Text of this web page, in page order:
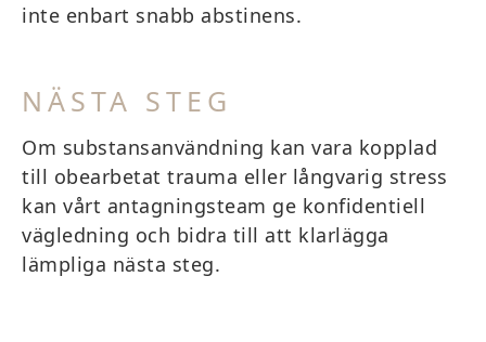
inte enbart snabb abstinens.
NÄSTA STEG
Om substansanvändning kan vara kopplad
till obearbetat trauma eller långvarig stress
kan vårt antagningsteam ge konfidentiell
vägledning och bidra till att klarlägga
lämpliga nästa steg.